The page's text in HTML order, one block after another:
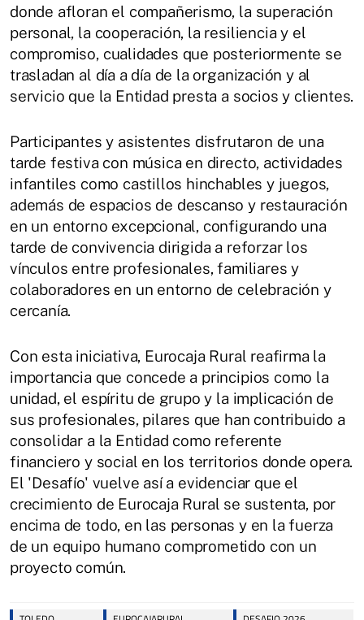
donde afloran el compañerismo, la superación
personal, la cooperación, la resiliencia y el
compromiso, cualidades que posteriormente se
trasladan al día a día de la organización y al
servicio que la Entidad presta a socios y clientes.
Participantes y asistentes disfrutaron de una
tarde festiva con música en directo, actividades
infantiles como castillos hinchables y juegos,
además de espacios de descanso y restauración
en un entorno excepcional, configurando una
tarde de convivencia dirigida a reforzar los
vínculos entre profesionales, familiares y
colaboradores en un entorno de celebración y
cercanía.
Con esta iniciativa, Eurocaja Rural reafirma la
importancia que concede a principios como la
unidad, el espíritu de grupo y la implicación de
sus profesionales, pilares que han contribuido a
consolidar a la Entidad como referente
financiero y social en los territorios donde opera.
El 'Desafío' vuelve así a evidenciar que el
crecimiento de Eurocaja Rural se sustenta, por
encima de todo, en las personas y en la fuerza
de un equipo humano comprometido con un
proyecto común.